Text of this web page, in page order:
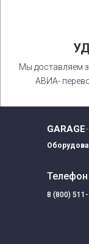
Мы доставляем
АВИА-
GARAGE
Телефон
8 (800)